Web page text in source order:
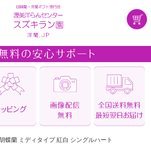
蝶蘭 ミディタイプ 紅白 シングルハート